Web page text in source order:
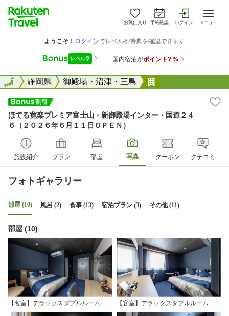
お気に入り 予約確認 ログイン メニュー
全国静岡県 御殿場・沼津・三島
全国
ほてる寛楽プレミア富士山・新御殿場インター・国道２４
６（２０２６年６月１１日ＯＰＥＮ）
施設紹介 プラン 部屋 写真 クーポン クチコミ
フォトギャラリー
部屋 (10) 風呂 (2) 食事 (13) 宿泊プラン (3) その他 (11)
部屋 (10)
【客室】デラックスダブルルーム 【客室】デラックスダブルルーム